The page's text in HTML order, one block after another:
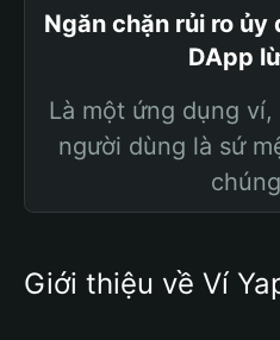
Ngăn chặn rủi ro
DApp
Là một ứng dụng
người dùng là sứ
Giới thiệu về Ví